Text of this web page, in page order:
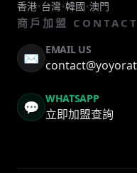
香港•台灣•韓國•澳門
商戶加盟 CONTACT
✉️ EMAIL US
💬 WHATSAPP
立即加盟查詢